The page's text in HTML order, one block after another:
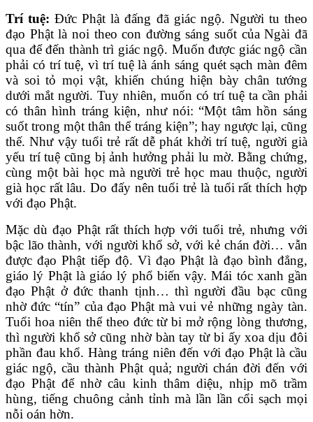
Trí tuệ: Đức Phật là đấng đã giác ngộ. Người tu theo
đạo Phật là noi theo con đường sáng suốt của Ngài đã
qua để đến thành trì giác ngộ. Muốn được giác ngộ cần
phải có trí tuệ, vì trí tuệ là ánh sáng quét sạch màn đêm
và soi tỏ mọi vật, khiến chúng hiện bày chân tướng
dưới mắt người. Tuy nhiên, muốn có trí tuệ ta cần phải
có thân hình tráng kiện, như nói: “Một tâm hồn sáng
suốt trong một thân thể tráng kiện”; hay ngược lại, cũng
thế. Như vậy tuổi trẻ rất dễ phát khởi trí tuệ, người già
yếu trí tuệ cũng bị ảnh hưởng phải lu mờ. Bằng chứng,
cùng một bài học mà người trẻ học mau thuộc, người
già học rất lâu. Do đấy nên tuổi trẻ là tuổi rất thích hợp
với đạo Phật.
Mặc dù đạo Phật rất thích hợp với tuổi trẻ, nhưng với
bậc lão thành, với người khổ sở, với kẻ chán đời… vẫn
được đạo Phật tiếp độ. Vì đạo Phật là đạo bình đẳng,
giáo lý Phật là giáo lý phổ biến vậy. Mái tóc xanh gần
đạo Phật ở đức thanh tịnh… thì người đầu bạc cũng
nhờ đức “tín” của đạo Phật mà vui vẻ những ngày tàn.
Tuổi hoa niên thể theo đức từ bi mở rộng lòng thương,
thì người khổ sở cũng nhờ bàn tay từ bi ấy xoa dịu đôi
phần đau khổ. Hàng tráng niên đến với đạo Phật là cầu
giác ngộ, cầu thành Phật quả; người chán đời đến với
đạo Phật để nhờ câu kinh thâm diệu, nhịp mõ trầm
hùng, tiếng chuông cảnh tỉnh mà lần lần cổi sạch mọi
nỗi oán hờn.